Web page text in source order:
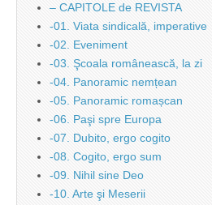
– CAPITOLE de REVISTA
-01. Viata sindicală, imperative
-02. Eveniment
-03. Şcoala românească, la zi
-04. Panoramic nemțean
-05. Panoramic romașcan
-06. Paşi spre Europa
-07. Dubito, ergo cogito
-08. Cogito, ergo sum
-09. Nihil sine Deo
-10. Arte şi Meserii